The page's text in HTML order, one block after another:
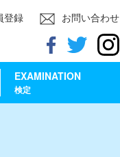
登録 お問い合わせ
EXAMINATION
検定